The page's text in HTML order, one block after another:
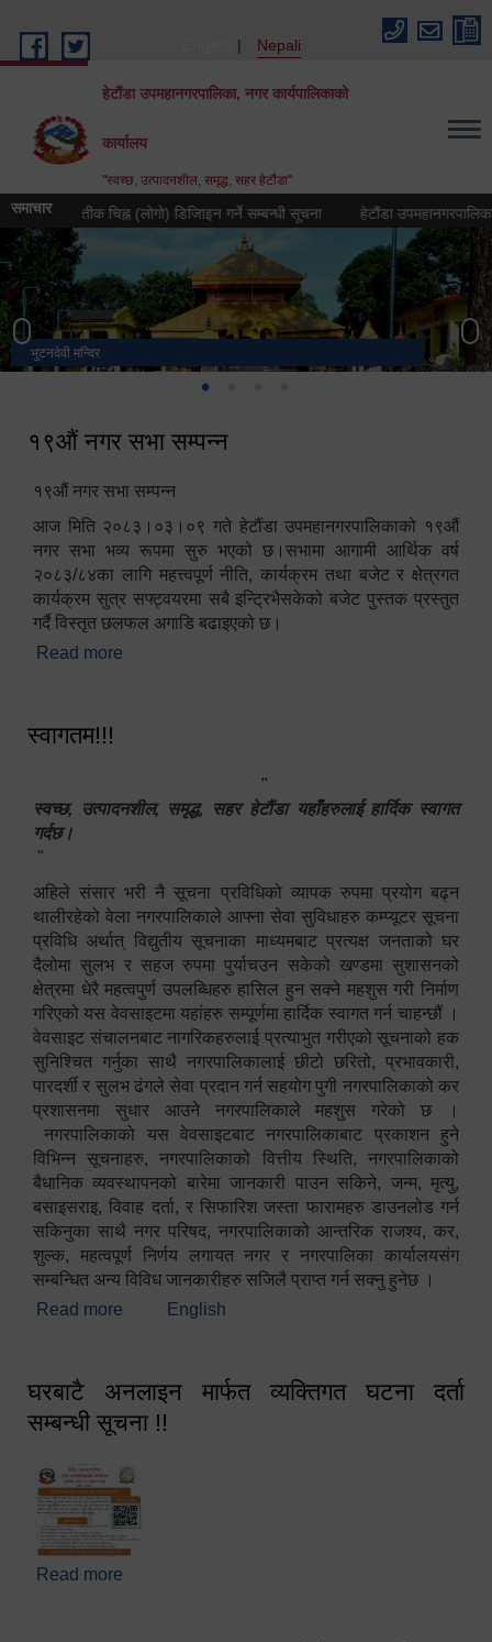
Nepali
हेटौंडा उपमहानगरपालिका, नगर कार्यपालिकाको
कार्यालय
"स्वच्छ, उत्पादनशील, समृद्ध, सहर हेटौंडा"
समाचार
को प्रतीक चिह्न (लोगो) डिजिाइन गर्ने सम्बन्धी सूचना हेटौंडा उपमहानगरपालिकाको
भुटनदेवी मन्दिर
स्मारक
हेटौंडा उपमहानगरपालिका नगर कार्यपालिकाको कार्यालय
मनकामना डाँडाबाट देखिएको दृश्य
१९औं नगर सभा सम्पन्न
१९औं नगर सभा सम्पन्न
आज मिति २०८३।०३।०९ गते हेटौंडा उपमहानगरपालिकाको १९औं
नगर सभा भव्य रूपमा सुरु भएको छ।सभामा आगामी आर्थिक वर्ष
२०८३/८४का लागि महत्त्वपूर्ण नीति, कार्यक्रम तथा बजेट र क्षेत्रगत
कार्यक्रम सुत्र सफ्ट्वयरमा सबै इन्ट्रिभैसकेको बजेट पुस्तक प्रस्तुत
गर्दै विस्तृत छलफल अगाडि बढाइएको छ।
Read more
स्वागतम!!!
"
स्वच्छ, उत्पादनशील, समृद्ध, सहर हेटौंडा यहाँहरुलाई हार्दिक स्वागत
गर्दछ।
"
अहिले संसार भरी नै सूचना प्रविधिको व्यापक रुपमा प्रयोग बढ्न
थालीरहेको वेला नगरपालिकाले आफ्ना सेवा सुविधाहरु कम्प्यूटर सूचना
प्रविधि अर्थात् विद्युतीय सूचनाका माध्यमबाट प्रत्यक्ष जनताको घर
दैलोमा सुलभ र सहज रुपमा पुर्याचउन सकेको खण्डमा सुशासनको
क्षेत्रमा धेरै महत्वपुर्ण उपलब्धिहरु हासिल हुन सक्ने महशुस गरी निर्माण
गरिएको यस वेवसाइटमा यहांहरु सम्पूर्णमा हार्दिक स्वागत गर्न चाहन्छौं ।
वेवसाइट संचालनबाट नागरिकहरुलाई प्रत्याभुत गरीएको सूचनाको हक
सुनिश्चित गर्नुका साथै नगरपालिकालाई छीटो छरितो, प्रभावकारी,
पारदर्शी र सुलभ ढंगले सेवा प्रदान गर्न सहयोग पुगी नगरपालिकाको कर
प्रशासनमा सुधार आउने नगरपालिकाले महशुस गरेको छ ।
नगरपालिकाको यस वेवसाइटबाट नगरपालिकाबाट प्रकाशन हुने
विभिन्न सूचनाहरु, नगरपालिकाको वित्तीय स्थिति, नगरपालिकाको
बैधानिक व्यवस्थापनको बारेमा जानकारी पाउन सकिने, जन्म, मृत्यु,
बसाइसराइ, विवाह दर्ता, र सिफारिश जस्ता फारामहरु डाउनलोड गर्न
सकिनुका साथै नगर परिषद, नगरपालिकाको आन्तरिक राजश्व, कर,
शुल्क, महत्वपूर्ण निर्णय लगायत नगर र नगरपालिका कार्यालयसंग
सम्बन्धित अन्य विविध जानकारीहरु सजिलै प्राप्त गर्न सक्नु हुनेछ ।
Read more about स्वागतम!!!
English
घरबाटै अनलाइन मार्फत व्यक्तिगत घटना दर्ता
सम्बन्धी सूचना !!
Read more